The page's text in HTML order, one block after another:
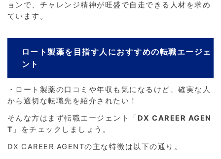
ョンで、チャレンジ精神が旺盛で自走できる人材を求め
ています。
ロート製薬を目指す人におすすめの転職エージェ
ント
・ロート製薬の口コミや年収も気になるけど、確実な人
から適切な転職先を紹介されたい！
そんな方はまず転職エージェント「 DX CAREER AGEN
T 」をチェックしましょう。
DX CAREER AGENTの主な特徴は以下の通り。